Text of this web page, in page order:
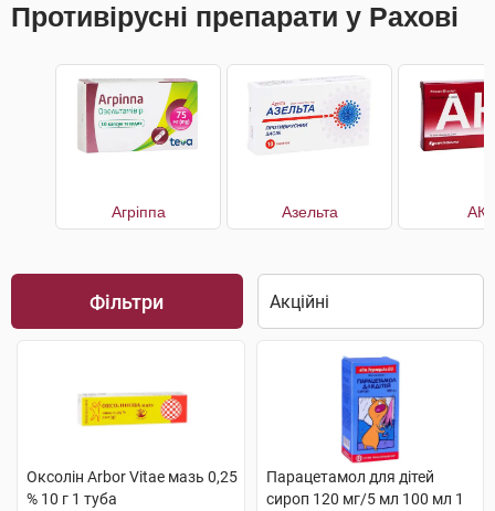
Противірусні препарати у Рахові
Агріппа Азельта АКК
Фільтри
Оксолін Arbor Vitae мазь 0,25
% 10 г 1 туба
Парацетамол для дітей
сироп 120 мг/5 мл 100 мл 1